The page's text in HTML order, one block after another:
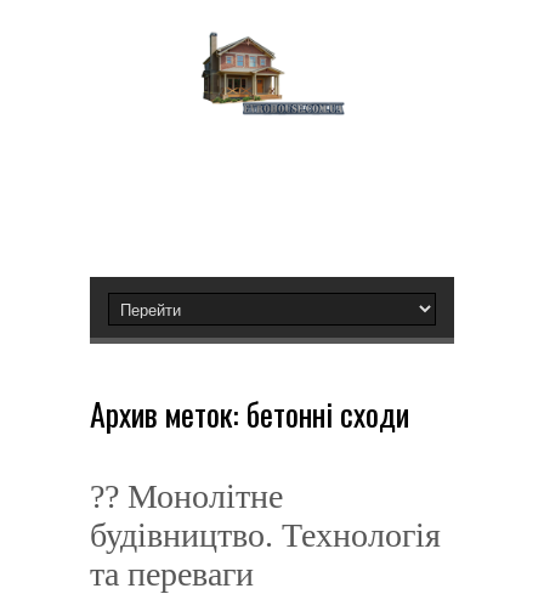
Архив меток: бетонні сходи
?? Монолітне
будівництво. Технологія
та переваги